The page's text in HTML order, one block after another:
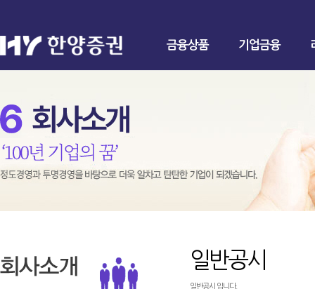
금융상품 기업금융
일반공시
일반공시 입니다.